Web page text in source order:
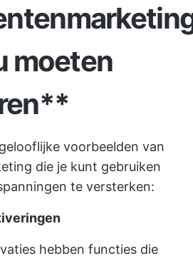
moeten
voorbeelden van
die je kunt gebruiken
te versterken:
hebben functies die